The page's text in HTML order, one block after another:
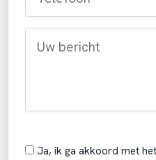
Ja, ik ga akkoord met